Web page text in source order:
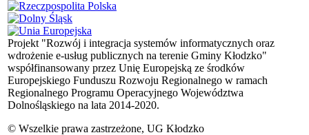
Projekt "Rozwój i integracja systemów informatycznych oraz
wdrożenie e-usług publicznych na terenie Gminy Kłodzko"
współfinansowany przez Unię Europejską ze środków
Europejskiego Funduszu Rozwoju Regionalnego w ramach
Regionalnego Programu Operacyjnego Województwa
Dolnośląskiego na lata 2014-2020.
© Wszelkie prawa zastrzeżone, UG Kłodzko